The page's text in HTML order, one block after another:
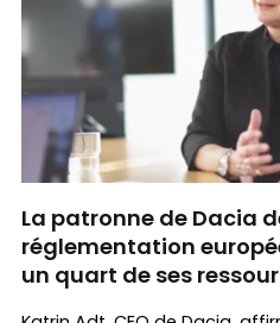
La patronne de Dacia
réglementation
un quart de ses